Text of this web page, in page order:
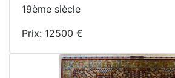
19ème siècle
Prix: 12500 €